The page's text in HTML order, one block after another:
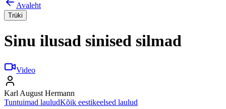
Avaleht
Trüki
Sinu ilusad sinised silmad
Video
Karl August Hermann
Tuntuimad lauludKõik eestikeelsed laulud